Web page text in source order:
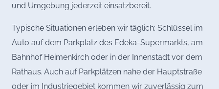
und Umgebung jederzeit einsatzbereit.
Typische Situationen erleben wir täglich: Schlüssel im
Auto auf dem Parkplatz des Edeka-Supermarkts, am
Bahnhof Heimenkirch oder in der Innenstadt vor dem
Rathaus. Auch auf Parkplätzen nahe der Hauptstraße
oder im Industriegebiet kommen wir zuverlässig zum